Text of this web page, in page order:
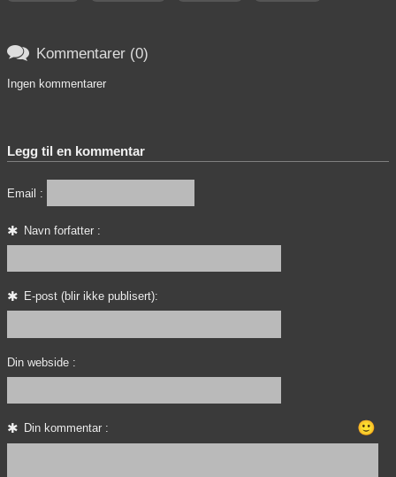
 Kommentarer (0)
Ingen kommentarer
Legg til en kommentar
Email :
Navn forfatter :
E-post (blir ikke publisert):
Din webside :
Din kommentar : 🙂